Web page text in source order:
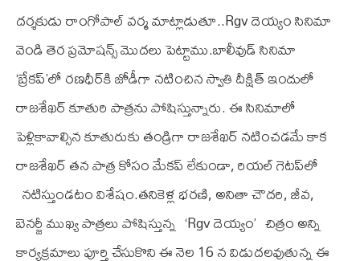
దర్శకుడు రాంగోపాల్ వర్మ మాట్లాడుతూ..Rgv దెయ్యం సినిమా
వెండి తెర ప్రమోషన్స్ మొదలు పెట్టాము.బాలీవుడ్ సినిమా
‘బ్రేకప్’లో రణధీర్‌కి జోడీగా నటించిన స్వాతి దీక్షిత్ ఇందులో
రాజశేఖర్ కూతురి పాత్రను పోషిస్తున్నారు. ఈ సినిమాలో
పెళ్లికావాల్సిన కూతురుకు తండ్రిగా రాజశేఖర్ నటించడమే కాక
రాజశేఖర్ తన పాత్ర కోసం మేకప్ లేకుండా, రియల్ గెటప్‌లో
నటిస్తుండటం విశేషం.తనికెళ్ల భరణి, అనితా చౌదరి, జీవ,
బెనర్జీ ముఖ్య పాత్రలు పోషిస్తున్న ‘Rgv దెయ్యం’ చిత్రం అన్ని
కార్యక్రమాలు పూర్తి చేసుకొని ఈ నెల 16 న విడుదలవుతున్న ఈ